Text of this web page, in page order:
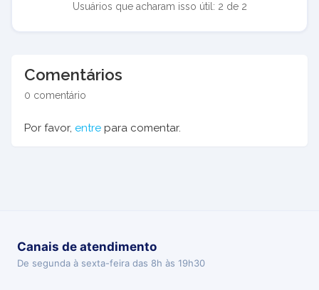
Usuários que acharam isso útil: 2 de 2
Comentários
0 comentário
Por favor, entre para comentar.
Canais de atendimento
De segunda à sexta-feira das 8h às 19h30